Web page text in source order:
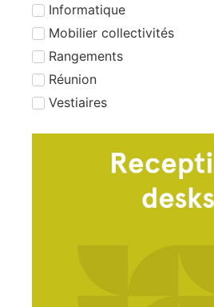
Informatique
Mobilier collectivités
Rangements
Réunion
Vestiaires